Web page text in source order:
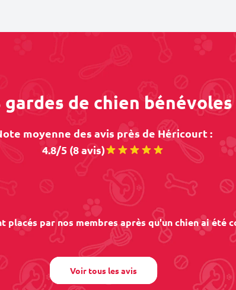
gardes de chien
moyenne des avis près de Héricourt :
4.8/5 (8 avis)
placés par nos membres après qu'un chien ai été
Voir tous les avis